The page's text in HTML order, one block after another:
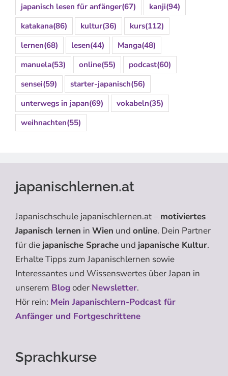
japanisch lesen für anfänger(67) kanji(94)
katakana(86) kultur(36) kurs(112)
lernen(68) lesen(44) Manga(48)
manuela(53) online(55) podcast(60)
sensei(59) starter-japanisch(56)
unterwegs in japan(69) vokabeln(35)
weihnachten(55)
japanischlernen.at
Japanischschule japanischlernen.at – motiviertes
Japanisch lernen in Wien und online. Dein Partner
für die japanische Sprache und japanische Kultur.
Erhalte Tipps zum Japanischlernen sowie
Interessantes und Wissenswertes über Japan in
unserem Blogoder Newsletter.
Hör rein: Mein Japanischlern-Podcast für
Anfänger und Fortgeschrittene
Sprachkurse